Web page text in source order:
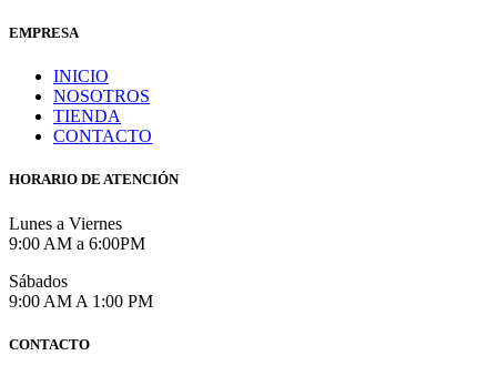
EMPRESA
INICIO
NOSOTROS
TIENDA
CONTACTO
HORARIO DE ATENCIÓN
Lunes a Viernes
9:00 AM a 6:00PM
Sábados
9:00 AM A 1:00 PM
CONTACTO